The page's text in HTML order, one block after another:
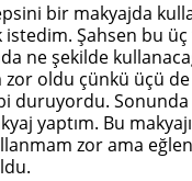
bir makyajda
Şahsen bu üç
ne şekilde
zor oldu çünkü üçü
duruyordu. Sonunda
yaptım. Bu
zor ama